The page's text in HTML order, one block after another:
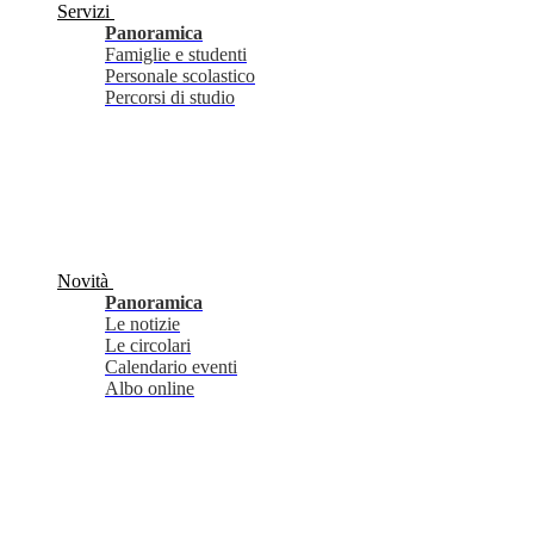
Servizi
Panoramica
Famiglie e studenti
Personale scolastico
Percorsi di studio
Novità
Panoramica
Le notizie
Le circolari
Calendario eventi
Albo online